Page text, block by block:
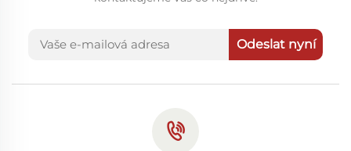
Odeslat nyní